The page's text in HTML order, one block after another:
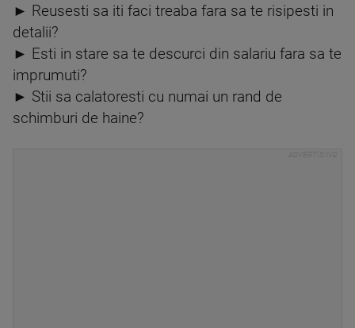
► Reusesti sa iti faci treaba fara sa te risipesti in
detalii?
► Esti in stare sa te descurci din salariu fara sa te
imprumuti?
► Stii sa calatoresti cu numai un rand de
schimburi de haine?